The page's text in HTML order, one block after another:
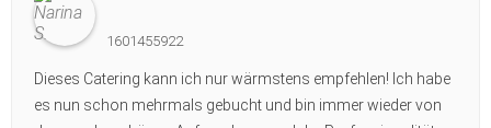
1601455922
Dieses Catering kann ich nur wärmstens empfehlen! Ich habe
es nun schon mehrmals gebucht und bin immer wieder von